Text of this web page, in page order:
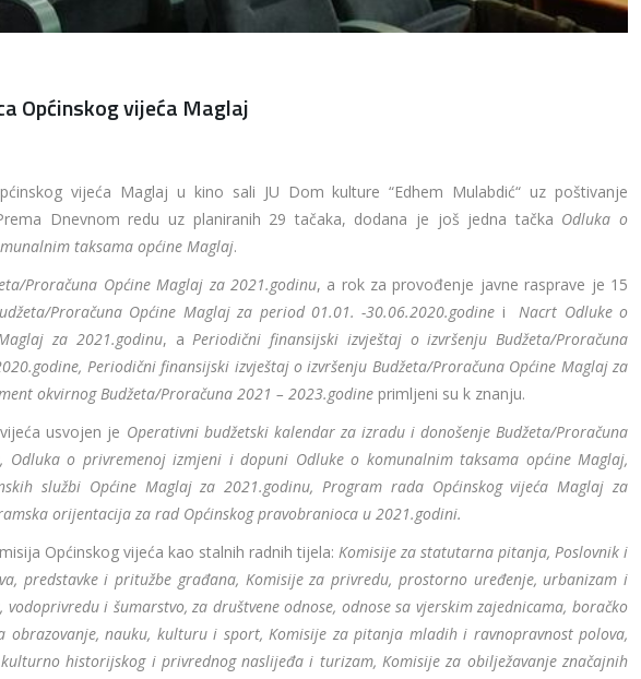
Općinskog vijeća Maglaj
vijeća Maglaj u kino sali JU Dom kulture “Edhem Mulabdić“ uz poštivanje
Dnevnom redu uz planiranih 29 tačaka, dodana je još jedna tačka Odluka o
taksama općine Maglaj.
Proračuna Općine Maglaj za 2021.godinu, a rok za provođenje javne rasprave je 15
Proračuna Općine Maglaj za period 01.01. -30.06.2020.godine iNacrt Odluke o
za 2021.godinu, aPeriodični finansijski izvještaj o izvršenju Budžeta/Proračuna
Periodični finansijski izvještaj o izvršenju Budžeta/Proračuna Općine Maglaj za
okvirnog Budžeta/Proračuna 2021 – 2023.godine primljeni su k znanju.
usvojen je Operativni budžetski kalendar za izradu i donošenje Budžeta/Proračuna
Odluka o privremenoj izmjeni i dopuni Odluke o komunalnim taksama općine Maglaj,
službi Općine Maglaj za 2021.godinu, Program rada Općinskog vijeća Maglaj za
orijentacija za rad Općinskog pravobranioca u 2021.godini.
Općinskog vijeća kao stalnih radnih tijela: Komisije za statutarna pitanja, Poslovnik i
predstavke i pritužbe građana, Komisije za privredu, prostorno uređenje, urbanizam i
i šumarstvo, za društvene odnose, odnose sa vjerskim zajednicama, boračko
obrazovanje, nauku, kulturu i sport, Komisije za pitanja mladih i ravnopravnost polova,
historijskog i privrednog naslijeđa i turizam, Komisije za obilježavanje značajnih